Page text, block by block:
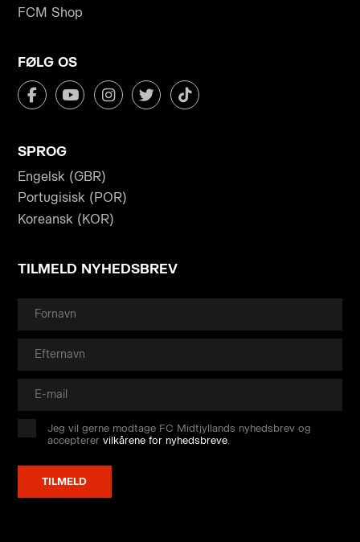
FCM Shop
FØLG OS
SPROG
Engelsk (GBR)
Portugisisk (POR)
Koreansk (KOR)
TILMELD NYHEDSBREV
Jeg vil gerne modtage FC Midtjyllands nyhedsbrev og
accepterervilkårene for nyhedsbreve.